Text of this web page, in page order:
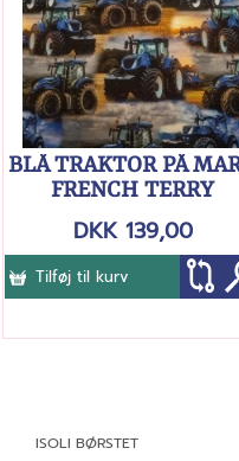
BLÅ TRAKTOR PÅ
FRENCH TERRY
DKK 139,00
Tilføj til kurv
ISOLI BØRSTET